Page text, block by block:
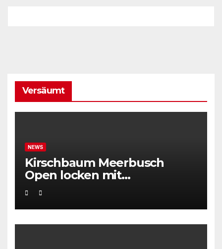
Versäumt
NEWS
Kirschbaum Meerbusch
Open locken mit
Weltklassetennis